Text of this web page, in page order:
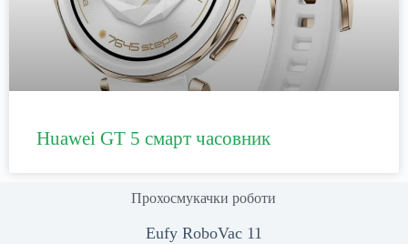
Huawei GT 5 смарт часовник
Прохосмукачки роботи
Eufy RoboVac 11